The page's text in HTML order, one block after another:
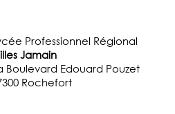
Professionnel Régional
Jamain
Boulevard Edouard Pouzet
Rochefort